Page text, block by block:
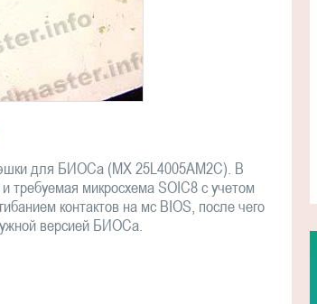
для БИОСа (MX 25L4005AM2C). В
требуемая микросхема SOIC8 с учетом
контактов на мс BIOS, после чего
версией БИОСа.